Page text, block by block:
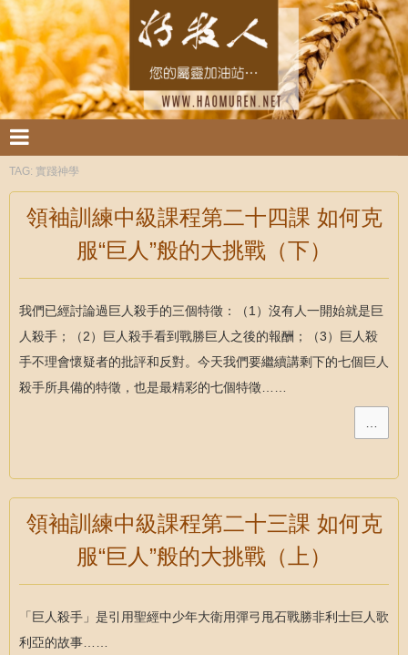
TAG: 實踐神學
領袖訓練中級課程第二十四課 如何克
服“巨人”般的大挑戰（下）
我們已經討論過巨人殺手的三個特徵：（1）沒有人一開始就是巨
人殺手；（2）巨人殺手看到戰勝巨人之後的報酬；（3）巨人殺
手不理會懷疑者的批評和反對。今天我們要繼續講剩下的七個巨人
殺手所具備的特徵，也是最精彩的七個特徵……
…
領袖訓練中級課程第二十三課 如何克
服“巨人”般的大挑戰（上）
「巨人殺手」是引用聖經中少年大衛用彈弓甩石戰勝非利士巨人歌
利亞的故事……